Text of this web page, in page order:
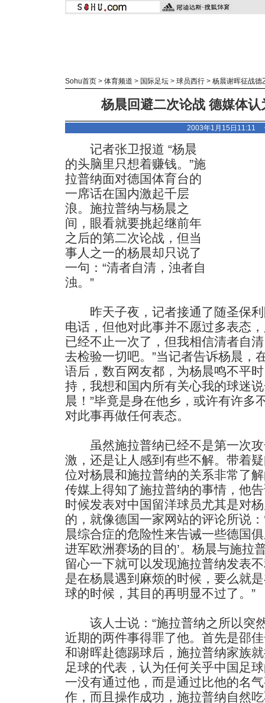
Sohu首页 > 体育频道 > 国际足坛 > 球员西行 > 杨晨谢晖征战德
杨晨回避二次论战 德媒体
2003年1月15日11:11
记者张卫报道 “杨晨
的头脑里只想着赚钱。”施
拉普纳面对德国体育台的
一席话在国内激起千层
浪。施拉普纳与杨晨之
间，眼看就要挑起继前年
之后的第二次论战，但当
事人之一的杨晨却只说了
一句：“清者自清，浊者自
浊。”
昨天子夜，记者接通了随圣保利
电话，但他对此事并不愿过多表态
已经不止一次了，但我相信清者自
去检验一切吧。”当记者告诉杨晨，
语后，数百网友都，为杨晨鸣不平
持，我想和国内所有关心我的球迷
晨！”毕竟是身在他乡，或许有许多
对此事再做任何表态。
虽然施拉普纳已经不是第一次攻
激，还是让人感到有些不解。带着
位对杨晨和施拉普纳的关系非常了
传媒上得知了施拉普纳的事情，他
时候发表对中国留洋球员尤其是对
的，就像德国一家网站的评论所说
晨综合症的危险性来告诫一些德国
进军欧洲赛场的目的’。杨晨与施拉
留心一下就可以发现施拉普纳发表
是在杨晨遇到麻烦的时候，要么就
球的时候，其目的再明显不过了。”
该人士说：“施拉普纳之所以突
近期的两件事得罪了他。首先是邵
和谢晖赴德踢球后，施拉普纳家族
足球的代表，认为任何关乎中国足
一没有通过他，而是通过比他的名
作，而且操作成功，施拉普纳自然